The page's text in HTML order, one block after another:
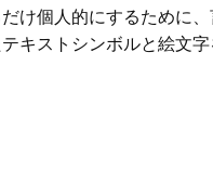
け個人的にするために
キストシンボルと絵文字